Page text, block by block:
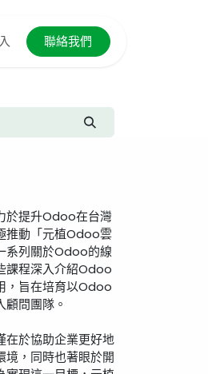
聯絡我們
於提升Odoo在台灣
推動「元植Odoo雲
系列關於Odoo的線
課程深入介紹Odoo
，旨在培育以Odoo
問團隊。
在於協助企業更好地
境，同時也著眼於開